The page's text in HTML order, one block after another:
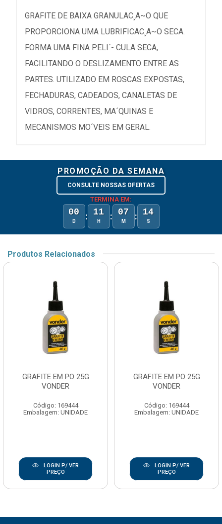
GRAFITE DE BAIXA GRANULAC¸A~O QUE
PROPORCIONA UMA LUBRIFICAC¸A~O SECA.
FORMA UMA FINA PELI´- CULA SECA,
FACILITANDO O DESLIZAMENTO ENTRE AS
PARTES. UTILIZADO EM ROSCAS EXPOSTAS,
FECHADURAS, CADEADOS, CANALETAS DE
VIDROS, CORRENTES, MA´QUINAS E
MECANISMOS MO´VEIS EM GERAL.
PROMOÇÃO DA SEMANA
CONSULTE NOSSAS OFERTAS
TERMINA EM:
00
D : 11
H : 07
M : 14
S
Produtos Relacionados
GRAFITE EM PO 25G
VONDER
Código: 169444
Embalagem: UNIDADE
LOGIN P/ VER
PREÇO
GRAFITE EM PO 25G
VONDER
Código: 169444
Embalagem: UNIDADE
LOGIN P/ VER
PREÇO